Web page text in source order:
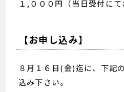
１,０００円（当日受付にて
【お申し込み】
８月１６日(金)迄に、下記
込み下さい。